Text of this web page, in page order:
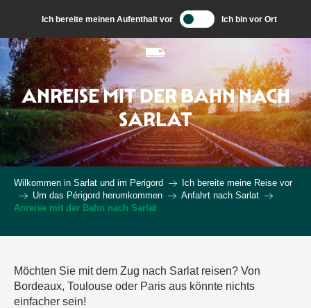
contenu
principal
Ich bereite meinen Aufenthalt vor Ich bin vor Ort
ANREISE MIT DER BAHN NACH
SARLAT
Wilkommen in Sarlat und im Perigord
Ich bereite meine Reise vor
Um das Périgord herumkommen
Anfahrt nach Sarlat
Anreise mit der Bahn nach Sarlat
Möchten Sie mit dem Zug nach Sarlat reisen? Von
Bordeaux, Toulouse oder Paris aus könnte nichts
einfacher sein!